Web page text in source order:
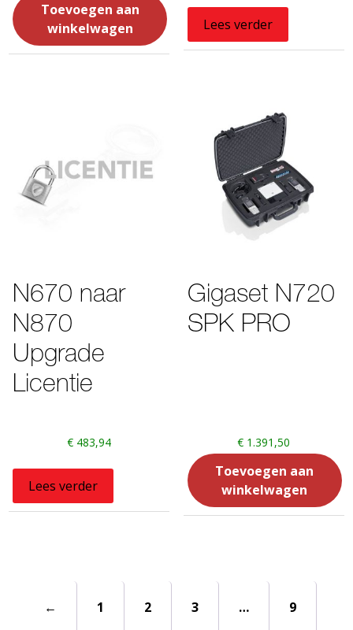
Toevoegen aan
winkelwagen
Lees verder
N670 naar
N870
Upgrade
Licentie
€ 483,94
Lees verder
Gigaset N720
SPK PRO
€ 1.391,50
Toevoegen aan
winkelwagen
← 1 2 3 … 9